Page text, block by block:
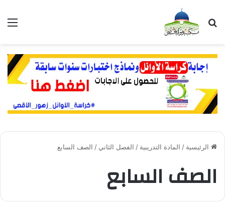
بحث عن
الرئيسية / المادة التدريبية / الفصل الثاني / الصف السابع
الصف السابع